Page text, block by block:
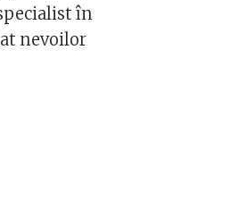
în
nevoilor